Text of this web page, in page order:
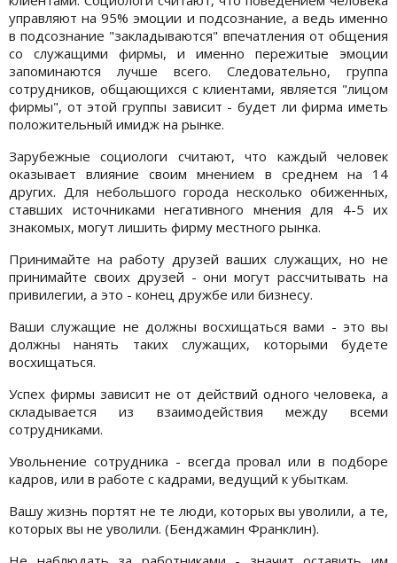
управляют на 95% эмоции и подсознание, а ведь именно
в подсознание "закладываются" впечатления от общения
со служащими фирмы, и именно пережитые эмоции
запоминаются лучше всего. Следовательно, группа
сотрудников, общающихся с клиентами, является "лицом
фирмы", от этой группы зависит - будет ли фирма иметь
положительный имидж на рынке.
Зарубежные социологи считают, что каждый человек
оказывает влияние своим мнением в среднем на 14
других. Для небольшого города несколько обиженных,
ставших источниками негативного мнения для 4-5 их
знакомых, могут лишить фирму местного рынка.
Принимайте на работу друзей ваших служащих, но не
принимайте своих друзей - они могут рассчитывать на
привилегии, а это - конец дружбе или бизнесу.
Ваши служащие не должны восхищаться вами - это вы
должны нанять таких служащих, которыми будете
восхищаться.
Успех фирмы зависит не от действий одного человека, а
складывается из взаимодействия между всеми
сотрудниками.
Увольнение сотрудника - всегда провал или в подборе
кадров, или в работе с кадрами, ведущий к убыткам.
Вашу жизнь портят не те люди, которых вы уволили, а те,
которых вы не уволили. (Бенджамин Франклин).